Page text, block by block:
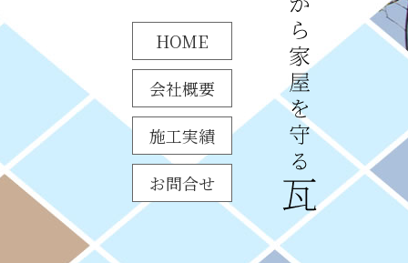
HOME
会社概要
施工実績
お問合せ